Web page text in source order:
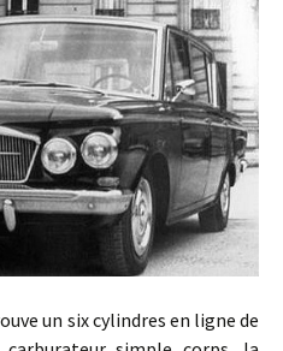
un six cylindres en ligne de